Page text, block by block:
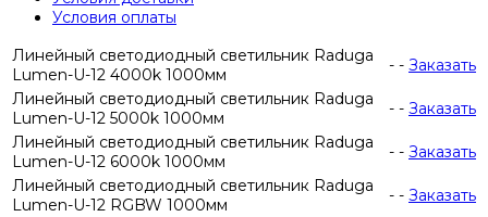
Условия оплаты
Линейный светодиодный светильник Raduga
Lumen-U-12 4000k 1000мм
- - Заказать
Линейный светодиодный светильник Raduga
Lumen-U-12 5000k 1000мм
- - Заказать
Линейный светодиодный светильник Raduga
Lumen-U-12 6000k 1000мм
- - Заказать
Линейный светодиодный светильник Raduga
Lumen-U-12 RGBW 1000мм
- - Заказать